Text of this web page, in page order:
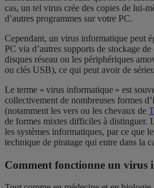
cas, un tel virus crée des copies de lui-
d’autres programmes sur votre PC.
Cependant, un virus informatique peut
PC via d’autres supports de stockage
disques réseau ou les périphériques
ou clés USB), ce qui peut avoir de
Le terme « virus informatique » est
collectivement de nombreuses formes
(notamment les vers ou les chevaux de
de formes mixtes difficiles à distinguer.
les systèmes informatiques, par ce que
technique de piratage qui entre dans la
Comment fonctionne un virus